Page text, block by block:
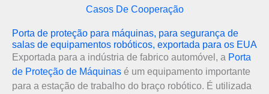
Casos De Cooperação
Porta de proteção para máquinas, para segurança de
salas de equipamentos robóticos, exportada para os EUA
Exportada para a indústria de fabrico automóvel, a Porta
de Proteção de Máquinas é um equipamento importante
para a estação de trabalho do braço robótico. É utilizada